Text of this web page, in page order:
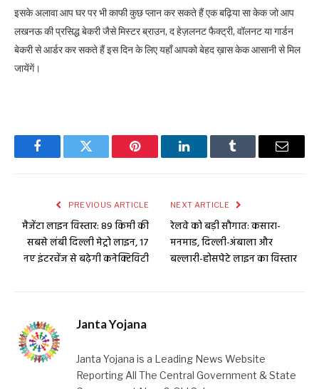
इसके अलावा आप घर पर भी काफी कुछ प्लान कर सकते हैं एक बढ़िया सा केक जो आप
लखनऊ की प्रसिद्ध बेकरी जैसे मिस्टर ब्राउन, द हेज़लनट फैक्ट्री, वॉलनट या गार्डन
बेकरी से आर्डर कर सकते हैं इस दिन के लिए यहाँ आपको बेहद ख़ास केक आसानी से मिल
जायेंगें।
FacebookTwitter Pinterest LinkedInTumblr Email
PREVIOUS ARTICLE
मैजेंटा लाइन विस्तार: 89 किमी की
सबसे लंबी दिल्ली मेट्रो लाइन, 17
नए इंटरचेंज से बढ़ेगी कनेक्टिविटी
NEXT ARTICLE
रेलवे को बड़ी सौगात: कसारा-
मनमाड, दिल्ली-अंबाला और
बल्लारी-होसपेटे लाइन का विस्तार
Janta Yojana
Janta Yojana is a Leading News Website
Reporting All The Central Government & State